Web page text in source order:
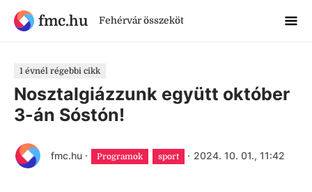
fmc.hu Fehérvár összeköt
1 évnél régebbi cikk
Nosztalgiázzunk együtt október
3-án Sóstón!
fmc.hu · Programok sport · 2024. 10. 01., 11:42